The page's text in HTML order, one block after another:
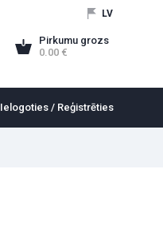
LV
Pirkumu grozs
0.00
Ielogoties / Reģistrēties